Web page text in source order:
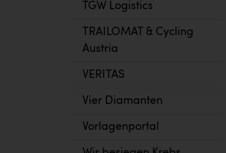
TGW Logistics
TRAILOMAT & Cycling
Austria
VERITAS
Vier Diamanten
Vorlagenportal